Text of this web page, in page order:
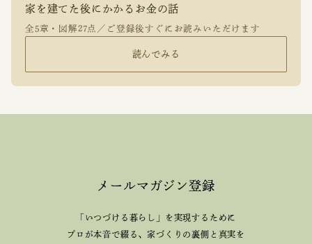
家を建てた後にかかるお金の話
全5章・図解27点／ご登録後すぐにお読みいただけます
読んでみる
メールマガジン登録
「いつづける暮らし」を実現するために
プロが本音で綴る、家づくりの裏側と真実を